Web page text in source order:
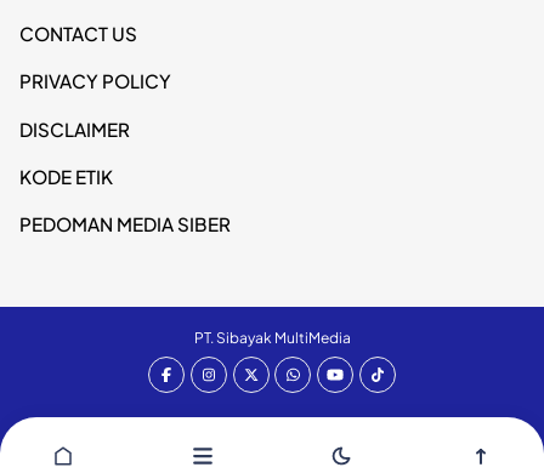
CONTACT US
PRIVACY POLICY
DISCLAIMER
KODE ETIK
PEDOMAN MEDIA SIBER
PT. Sibayak MultiMedia